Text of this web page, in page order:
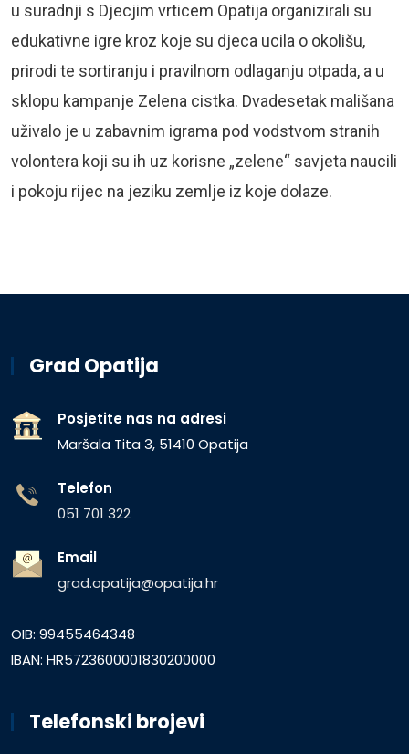
u suradnji s Djecjim vrticem Opatija organizirali su
edukativne igre kroz koje su djeca ucila o okolišu,
prirodi te sortiranju i pravilnom odlaganju otpada, a u
sklopu kampanje Zelena cistka. Dvadesetak mališana
uživalo je u zabavnim igrama pod vodstvom stranih
volontera koji su ih uz korisne „zelene“ savjeta naucili
i pokoju rijec na jeziku zemlje iz koje dolaze.
Grad Opatija
Posjetite nas na adresi
Maršala Tita 3, 51410 Opatija
Telefon
051 701 322
Email
grad.opatija@opatija.hr
OIB: 99455464348
IBAN: HR5723600001830200000
Telefonski brojevi